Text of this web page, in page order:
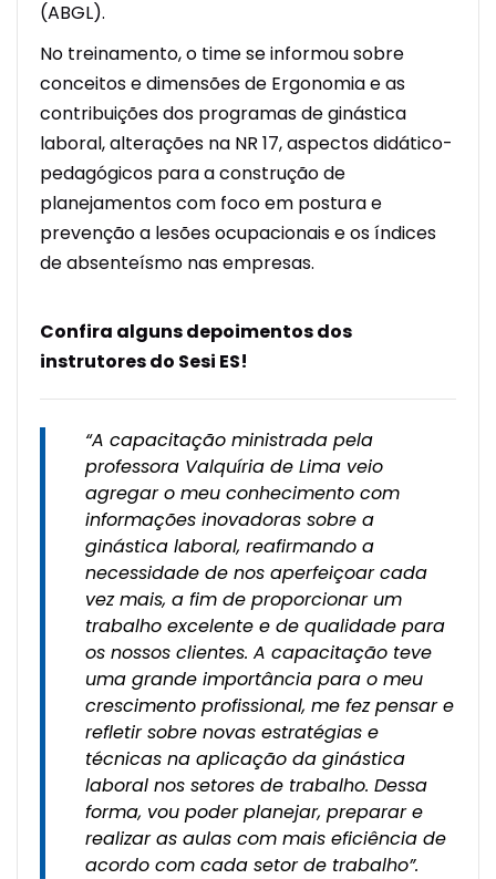
(ABGL).
No treinamento, o time se informou sobre
conceitos e dimensões de Ergonomia e as
contribuições dos programas de ginástica
laboral, alterações na NR 17, aspectos didático-
pedagógicos para a construção de
planejamentos com foco em postura e
prevenção a lesões ocupacionais e os índices
de absenteísmo nas empresas.
Confira alguns depoimentos dos
instrutores do Sesi ES!
“A capacitação ministrada pela
professora Valquíria de Lima veio
agregar o meu conhecimento com
informações inovadoras sobre a
ginástica laboral, reafirmando a
necessidade de nos aperfeiçoar cada
vez mais, a fim de proporcionar um
trabalho excelente e de qualidade para
os nossos clientes. A capacitação teve
uma grande importância para o meu
crescimento profissional, me fez pensar e
refletir sobre novas estratégias e
técnicas na aplicação da ginástica
laboral nos setores de trabalho. Dessa
forma, vou poder planejar, preparar e
realizar as aulas com mais eficiência de
acordo com cada setor de trabalho”.